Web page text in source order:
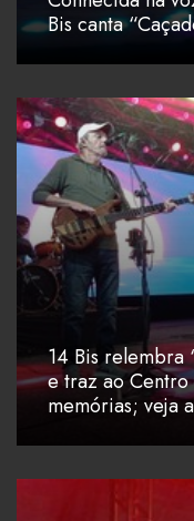
Bis canta
14 Bis relembra
e traz ao Centro
memórias; veja